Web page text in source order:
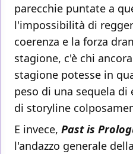
parecchie puntate a
l'impossibilità di
coerenza e la forza
stagione, c'è chi
stagione potesse in
peso di una sequela
di storyline
E invece, Past is
l'andazzo generale